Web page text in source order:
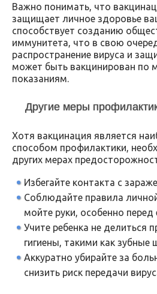
Важно понимать, что
защищает личное здоровье
способствует созданию
иммунитета, что в свою
распространение вируса и
может быть вакцинирован по
показаниям.
Другие меры
Хотя вакцинация является
способом профилактики,
других мерах
Избегайте контакта с
Соблюдайте правила
мойте руки, особенно перед
Учите ребенка не делиться
гигиены, такими как
Аккуратно убирайте за
снизить риск передачи